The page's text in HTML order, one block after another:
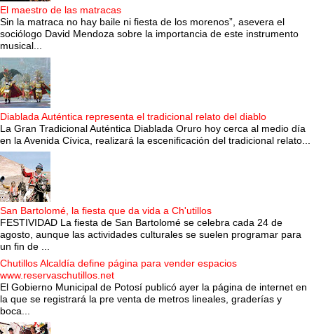
El maestro de las matracas
Sin la matraca no hay baile ni fiesta de los morenos”, asevera el
sociólogo David Mendoza sobre la importancia de este instrumento
musical...
Diablada Auténtica representa el tradicional relato del diablo
La Gran Tradicional Auténtica Diablada Oruro hoy cerca al medio día
en la Avenida Cívica, realizará la escenificación del tradicional relato...
San Bartolomé, la fiesta que da vida a Ch'utillos
FESTIVIDAD La fiesta de San Bartolomé se celebra cada 24 de
agosto, aunque las actividades culturales se suelen programar para
un fin de ...
Chutillos Alcaldía define página para vender espacios
www.reservaschutillos.net
El Gobierno Municipal de Potosí publicó ayer la página de internet en
la que se registrará la pre venta de metros lineales, graderías y
boca...